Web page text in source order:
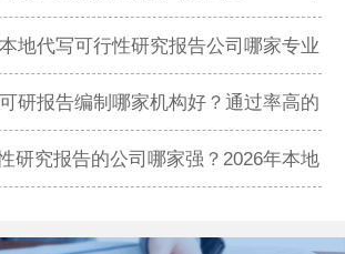
构排名
地代写可行性研究报告公司哪家专业
队推荐
研报告编制哪家机构好？通过率高的
研究报告的公司哪家强？2026年本地